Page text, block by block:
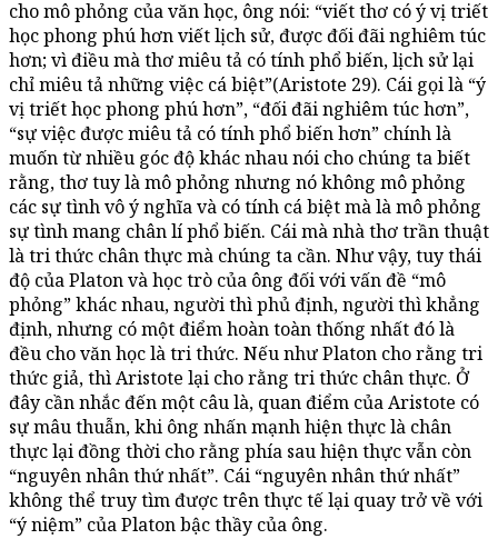
cho mô phỏng của văn học, ông nói: “viết thơ có ý vị triết
học phong phú hơn viết lịch sử, được đối đãi nghiêm túc
hơn; vì điều mà thơ miêu tả có tính phổ biến, lịch sử lại
chỉ miêu tả những việc cá biệt”(Aristote 29). Cái gọi là “ý
vị triết học phong phú hơn”, “đối đãi nghiêm túc hơn”,
“sự việc được miêu tả có tính phổ biến hơn” chính là
muốn từ nhiều góc độ khác nhau nói cho chúng ta biết
rằng, thơ tuy là mô phỏng nhưng nó không mô phỏng
các sự tình vô ý nghĩa và có tính cá biệt mà là mô phỏng
sự tình mang chân lí phổ biến. Cái mà nhà thơ trần thuật
là tri thức chân thực mà chúng ta cần. Như vậy, tuy thái
độ của Platon và học trò của ông đối với vấn đề “mô
phỏng” khác nhau, người thì phủ định, người thì khẳng
định, nhưng có một điểm hoàn toàn thống nhất đó là
đều cho văn học là tri thức. Nếu như Platon cho rằng tri
thức giả, thì Aristote lại cho rằng tri thức chân thực. Ở
đây cần nhắc đến một câu là, quan điểm của Aristote có
sự mâu thuẫn, khi ông nhấn mạnh hiện thực là chân
thực lại đồng thời cho rằng phía sau hiện thực vẫn còn
“nguyên nhân thứ nhất”. Cái “nguyên nhân thứ nhất”
không thể truy tìm được trên thực tế lại quay trở về với
“ý niệm” của Platon bậc thầy của ông.